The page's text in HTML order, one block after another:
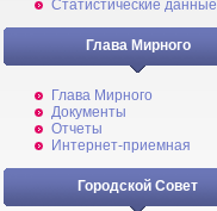
Статистические данные
Глава Мирного
Глава Мирного
Документы
Отчеты
Интернет-приемная
Городской Совет